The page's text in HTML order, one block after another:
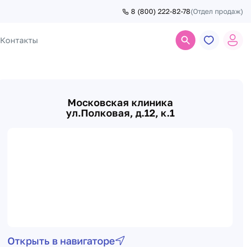
8 (800) 222-82-78(Отдел продаж)
Контакты
Московская клиника
ул.Полковая, д.12, к.1
Открыть в навигаторе